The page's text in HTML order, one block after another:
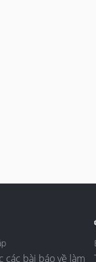
các bài báo về làm